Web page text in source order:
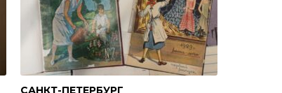
САНКТ-ПЕТЕРБУРГ